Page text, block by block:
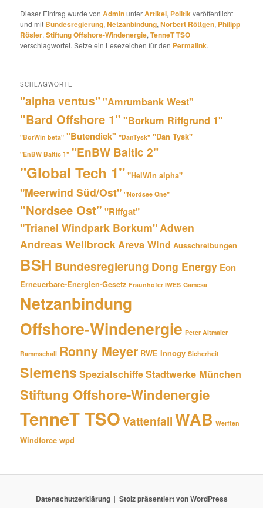
Dieser Eintrag wurde vonAdminunterArtikel, Politikveröffentlicht
und mit Bundesregierung,Netzanbindung,Norbert Röttgen, Philipp
Rösler,Stiftung Offshore-Windenergie,TenneT TSO
verschlagwortet. Setze ein Lesezeichen für den Permalink.
SCHLAGWORTE
"alpha ventus" "Amrumbank West"
"Bard Offshore 1" "Borkum Riffgrund 1"
"BorWin beta" "Butendiek" "DanTysk" "Dan Tysk"
"EnBW Baltic 1" "EnBW Baltic 2"
"Global Tech 1" "HelWin alpha"
"Meerwind Süd/Ost" "Nordsee One"
"Nordsee Ost" "Riffgat"
"Trianel Windpark Borkum" Adwen
Andreas WellbrockAreva Wind Ausschreibungen
BSH Bundesregierung Dong Energy Eon
Erneuerbare-Energien-Gesetz Fraunhofer IWES Gamesa
Netzanbindung
Offshore-Windenergie Peter Altmaier
Rammschall Ronny Meyer RWE Innogy Sicherheit
Siemens SpezialschiffeStadtwerke München
Stiftung Offshore-Windenergie
TenneT TSOVattenfallWAB Werften
Windforce wpd
Datenschutzerklärung Stolz präsentiert von WordPress